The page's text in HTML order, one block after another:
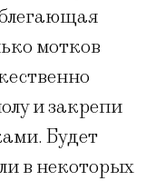
мотков
и закрепи
Будет
в некоторых